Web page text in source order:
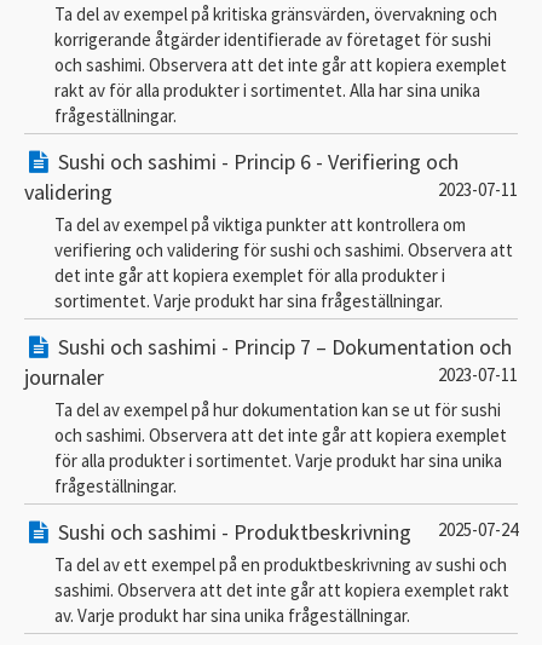
Ta del av exempel på kritiska gränsvärden, övervakning och
korrigerande åtgärder identifierade av företaget för sushi
och sashimi. Observera att det inte går att kopiera exemplet
rakt av för alla produkter i sortimentet. Alla har sina unika
frågeställningar.
Sushi och sashimi - Princip 6 - Verifiering och
validering
2023-07-11
Ta del av exempel på viktiga punkter att kontrollera om
verifiering och validering för sushi och sashimi. Observera att
det inte går att kopiera exemplet för alla produkter i
sortimentet. Varje produkt har sina frågeställningar.
Sushi och sashimi - Princip 7 – Dokumentation och
journaler
2023-07-11
Ta del av exempel på hur dokumentation kan se ut för sushi
och sashimi. Observera att det inte går att kopiera exemplet
för alla produkter i sortimentet. Varje produkt har sina unika
frågeställningar.
Sushi och sashimi - Produktbeskrivning
2025-07-24
Ta del av ett exempel på en produktbeskrivning av sushi och
sashimi. Observera att det inte går att kopiera exemplet rakt
av. Varje produkt har sina unika frågeställningar.